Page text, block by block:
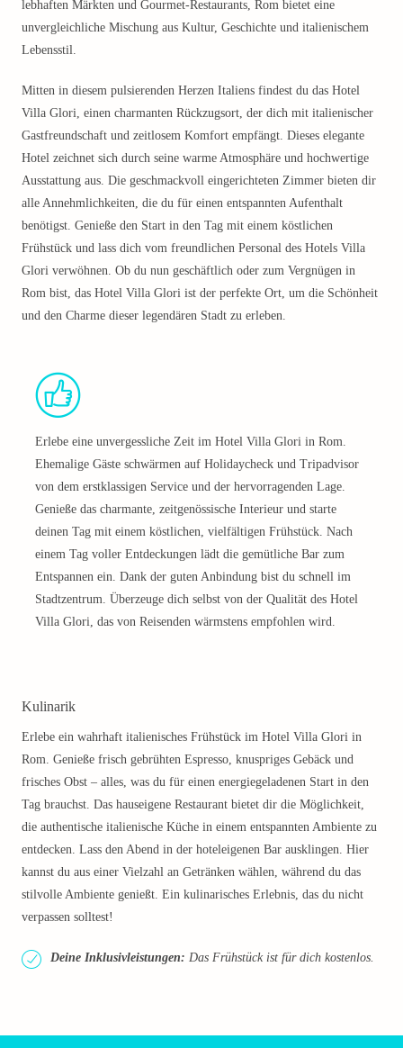
lebhaften Märkten und Gourmet-Restaurants, Rom bietet eine
unvergleichliche Mischung aus Kultur, Geschichte und italienischem
Lebensstil.
Mitten in diesem pulsierenden Herzen Italiens findest du das Hotel
Villa Glori, einen charmanten Rückzugsort, der dich mit italienischer
Gastfreundschaft und zeitlosem Komfort empfängt. Dieses elegante
Hotel zeichnet sich durch seine warme Atmosphäre und hochwertige
Ausstattung aus. Die geschmackvoll eingerichteten Zimmer bieten dir
alle Annehmlichkeiten, die du für einen entspannten Aufenthalt
benötigst. Genieße den Start in den Tag mit einem köstlichen
Frühstück und lass dich vom freundlichen Personal des Hotels Villa
Glori verwöhnen. Ob du nun geschäftlich oder zum Vergnügen in
Rom bist, das Hotel Villa Glori ist der perfekte Ort, um die Schönheit
und den Charme dieser legendären Stadt zu erleben.
Erlebe eine unvergessliche Zeit im Hotel Villa Glori in Rom.
Ehemalige Gäste schwärmen auf Holidaycheck und Tripadvisor
von dem erstklassigen Service und der hervorragenden Lage.
Genieße das charmante, zeitgenössische Interieur und starte
deinen Tag mit einem köstlichen, vielfältigen Frühstück. Nach
einem Tag voller Entdeckungen lädt die gemütliche Bar zum
Entspannen ein. Dank der guten Anbindung bist du schnell im
Stadtzentrum. Überzeuge dich selbst von der Qualität des Hotel
Villa Glori, das von Reisenden wärmstens empfohlen wird.
Kulinarik
Erlebe ein wahrhaft italienisches Frühstück im Hotel Villa Glori in
Rom. Genieße frisch gebrühten Espresso, knuspriges Gebäck und
frisches Obst – alles, was du für einen energiegeladenen Start in den
Tag brauchst. Das hauseigene Restaurant bietet dir die Möglichkeit,
die authentische italienische Küche in einem entspannten Ambiente zu
entdecken. Lass den Abend in der hoteleigenen Bar ausklingen. Hier
kannst du aus einer Vielzahl an Getränken wählen, während du das
stilvolle Ambiente genießt. Ein kulinarisches Erlebnis, das du nicht
verpassen solltest!
Deine Inklusivleistungen: Das Frühstück ist für dich kostenlos.